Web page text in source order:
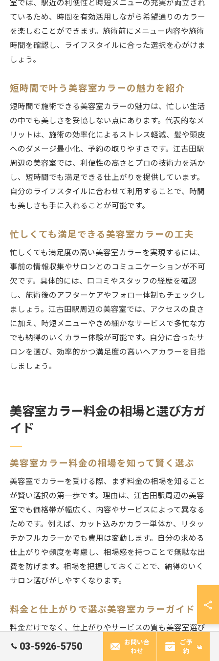
室では、駅近の利便性と時短メニューの充実が両立され
ているため、時間を有効活用しながら希望通りのカラー
を楽しむことができます。施術前にメニュー内容や施術
時間を確認し、ライフスタイルに合った選択を心がけま
しょう。
短時間で叶う美容室カラーの魅力を紹介
短時間で施術できる美容室カラーの魅力は、忙しい生活
の中でも美しさを妥協しない点にあります。代表的なメ
リットは、施術の効率化によるストレス軽減、髪や頭皮
へのダメージ最小化、予約の取りやすさです。江古田駅
周辺の美容室では、利便性の高さとプロの技術力を活か
し、短時間でも満足できる仕上がりを提供しています。
自分のライフスタイルに合わせて利用することで、時間
も美しさも手に入れることが可能です。
忙しくても満足できる美容室カラーの工夫
忙しくても満足度の高い美容室カラーを実現するには、
事前の情報収集やサロンとのコミュニケーションが不可
欠です。具体的には、口コミやスタッフの経歴を確認
し、施術後のアフターケアやフォロー体制もチェックし
ましょう。江古田駅周辺の美容室では、アクセスの良さ
に加え、時短メニューやきめ細かなサービスで多忙な方
でも納得のいくカラー体験が可能です。自分に合ったサ
ロンを選び、効率的かつ満足度の高いヘアカラーを目指
しましょう。
美容室カラー料金の相場と選び方ガ
イド
美容室カラー料金の相場を知って賢く選ぶ
美容室でカラーを受ける際、まず料金の相場を知ること
が賢い選択の第一歩です。理由は、江古田駅周辺の美容
室でも価格帯が幅広く、内容やサービスによって異なる
ためです。例えば、カット込みかカラー単体か、リタッ
チかフルカラーかでも費用は変動します。自分の求める
仕上がりや頻度を考慮し、相場感を持つことで無駄な出
費を防げます。相場を把握しておくことで、納得のいく
サロン選びがしやすくなります。
料金と仕上がりで選ぶ美容室カラーガイド
料金だけでなく、仕上がりやサービスの質も美容室選び
の重要なポイントです。なぜなら、同じ価格帯でもカウ
ンセリングや施術工程の丁寧さに差が出るからです。実
03-5926-5750
お問い合
わせ
ご予
約